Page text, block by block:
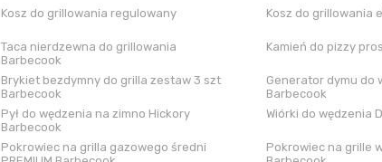
Kosz do grillowania regulowany Kosz do grillowania
Taca nierdzewna do grillowania
Barbecook
Kamień do pizzy
Brykiet bezdymny do grilla zestaw 3 szt
Barbecook
Generator dymu do
Barbecook
Pył do wędzenia na zimno Hickory
Barbecook
Wiórki do wędzenia
Pokrowiec na grilla gazowego średni
Pokrowiec na grille